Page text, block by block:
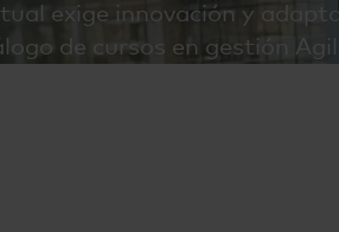
exige innovación y
de cursos en gestión